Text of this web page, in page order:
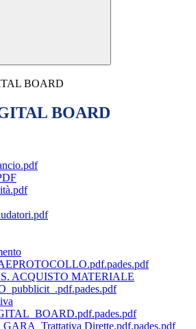
BOARD
BOARD
ACQUISTO MATERIALE
Dirette.pdf.pades.pdf